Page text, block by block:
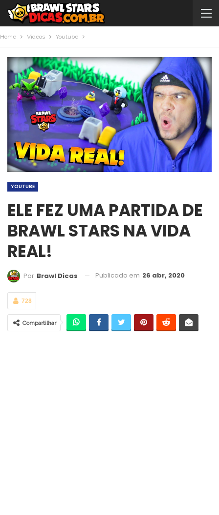
Home Videos Youtube
YOUTUBE
ELE FEZ UMA PARTIDA DE
BRAWL STARS NA VIDA
REAL!
Por Brawl Dicas Publicado em 26 abr, 2020
728
Compartilhar